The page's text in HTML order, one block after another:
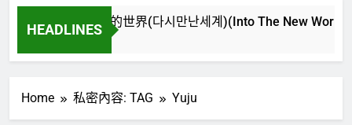
HEADLINES
再次重逢的世界(다시만난세계)(Into The New World)
Home 私密內容: TAG Yuju